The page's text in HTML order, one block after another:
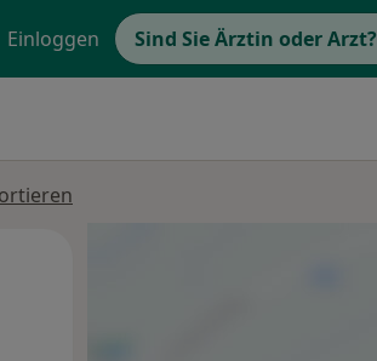
Einloggen Sind Sie Ärztin oder Arzt?